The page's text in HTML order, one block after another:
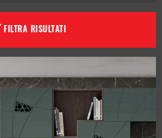
FILTRA RISULTATI